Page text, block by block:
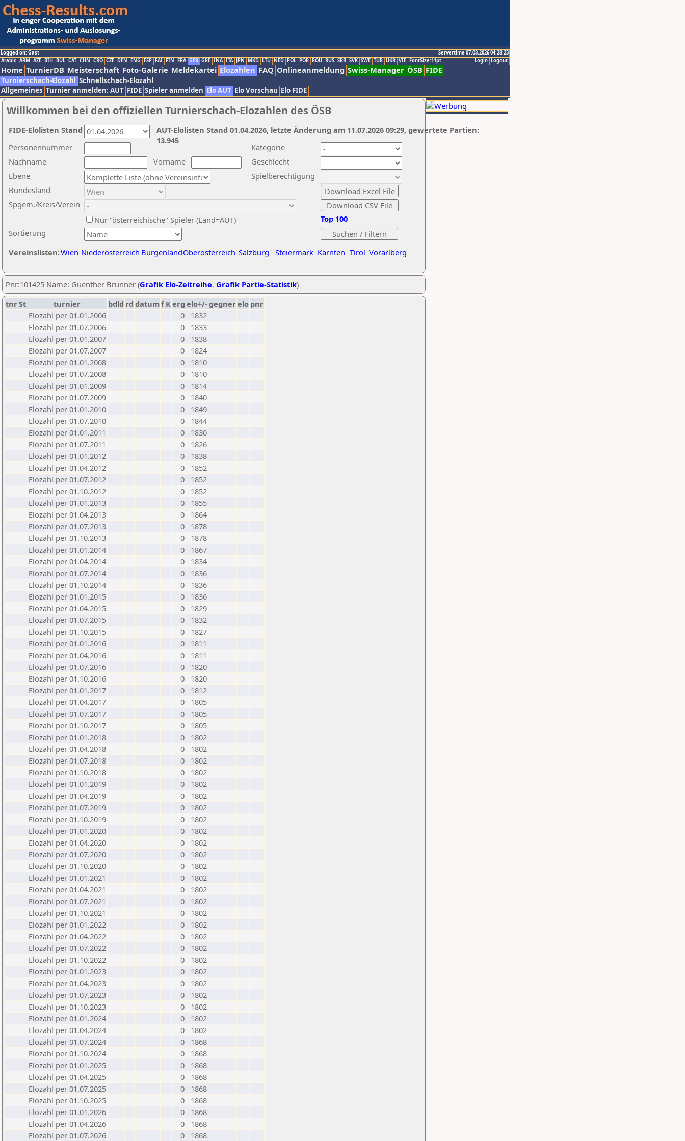
Logged on: Gast
Servertime 07.08.2026 04:28:23
Logout
Login
Arabic ARM AZE BIH BUL CAT CHN CRO CZE DEN ENG ESP FAI FIN FRA GER GRE INA ITA JPN MKD LTU NED POL POR ROU RUS SRB SVK SWE TUR UKR VIE FontSize:11pt
Home TurnierDB Meisterschaft Foto-Galerie Meldekartei Elozahlen FAQ Onlineanmeldung Swiss-Manager ÖSB FIDE
Turnierschach-Elozahl Schnellschach-Elozahl
Allgemeines Turnier anmelden: AUT FIDE Spieler anmelden Elo AUT Elo Vorschau Elo FIDE
Willkommen bei den offiziellen Turnierschach-Elozahlen des ÖSB
Nachname
Vorname
Ebene
Kategorie
Sortierung
Personennummer
Bundesland
Spgem./Kreis/Verein
Geschlecht
Nur "österreichische" Spieler (Land=AUT)
Spielberechtigung
Vereinslisten:Wien Niederösterreich BurgenlandOberösterreich Salzburg Steiermark Kärnten Tirol Vorarlberg
Top 100
AUT-Elolisten Stand 01.04.2026, letzte Änderung am 11.07.2026 09:29, gewertete Partien:
13.945
FIDE-Elolisten Stand
Pnr:101425 Name: Guenther Brunner (Grafik Elo-Zeitreihe, Grafik Partie-Statistik)
tnrSt turnier bdld rd datumf Kerg elo+/-gegnerelo pnr
Elozahl per 01.01.2006
0
1832
Elozahl per 01.07.2006
0
1833
Elozahl per 01.01.2007
0
1838
Elozahl per 01.07.2007
0
1824
Elozahl per 01.01.2008
0
1810
Elozahl per 01.07.2008
0
1810
Elozahl per 01.01.2009
0
1814
Elozahl per 01.07.2009
0
1840
Elozahl per 01.01.2010
0
1849
Elozahl per 01.07.2010
0
1844
Elozahl per 01.01.2011
0
1830
Elozahl per 01.07.2011
0
1826
Elozahl per 01.01.2012
0
1838
Elozahl per 01.04.2012
0
1852
Elozahl per 01.07.2012
0
1852
Elozahl per 01.10.2012
0
1852
Elozahl per 01.01.2013
0
1855
Elozahl per 01.04.2013
0
1864
Elozahl per 01.07.2013
0
1878
Elozahl per 01.10.2013
0
1878
Elozahl per 01.01.2014
0
1867
Elozahl per 01.04.2014
0
1834
Elozahl per 01.07.2014
0
1836
Elozahl per 01.10.2014
0
1836
Elozahl per 01.01.2015
0
1836
Elozahl per 01.04.2015
0
1829
Elozahl per 01.07.2015
0
1832
Elozahl per 01.10.2015
0
1827
Elozahl per 01.01.2016
0
1811
Elozahl per 01.04.2016
0
1811
Elozahl per 01.07.2016
0
1820
Elozahl per 01.10.2016
0
1820
Elozahl per 01.01.2017
0
1812
Elozahl per 01.04.2017
0
1805
Elozahl per 01.07.2017
0
1805
Elozahl per 01.10.2017
0
1805
Elozahl per 01.01.2018
0
1802
Elozahl per 01.04.2018
0
1802
Elozahl per 01.07.2018
0
1802
Elozahl per 01.10.2018
0
1802
Elozahl per 01.01.2019
0
1802
Elozahl per 01.04.2019
0
1802
Elozahl per 01.07.2019
0
1802
Elozahl per 01.10.2019
0
1802
Elozahl per 01.01.2020
0
1802
Elozahl per 01.04.2020
0
1802
Elozahl per 01.07.2020
0
1802
Elozahl per 01.10.2020
0
1802
Elozahl per 01.01.2021
0
1802
Elozahl per 01.04.2021
0
1802
Elozahl per 01.07.2021
0
1802
Elozahl per 01.10.2021
0
1802
Elozahl per 01.01.2022
0
1802
Elozahl per 01.04.2022
0
1802
Elozahl per 01.07.2022
0
1802
Elozahl per 01.10.2022
0
1802
Elozahl per 01.01.2023
0
1802
Elozahl per 01.04.2023
0
1802
Elozahl per 01.07.2023
0
1802
Elozahl per 01.10.2023
0
1802
Elozahl per 01.01.2024
0
1802
Elozahl per 01.04.2024
0
1802
Elozahl per 01.07.2024
0
1868
Elozahl per 01.10.2024
0
1868
Elozahl per 01.01.2025
0
1868
Elozahl per 01.04.2025
0
1868
Elozahl per 01.07.2025
0
1868
Elozahl per 01.10.2025
0
1868
Elozahl per 01.01.2026
0
1868
Elozahl per 01.04.2026
0
1868
Elozahl per 01.07.2026
0 1868